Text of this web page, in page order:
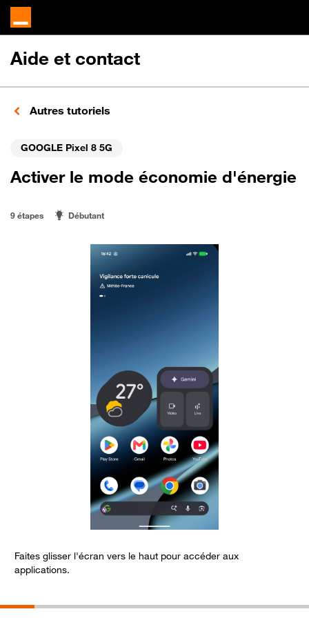
Aide et contact
Autres tutoriels
GOOGLE Pixel 8 5G
Activer le mode économie d'énergie
9 étapes Débutant
Faites glisser l'écran vers le haut pour accéder aux
applications.